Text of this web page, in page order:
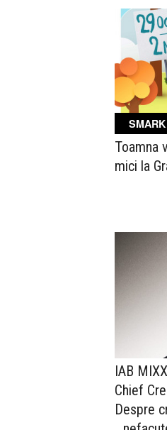
SMARK
Toamna
mici la
IAB
Chief
Despre